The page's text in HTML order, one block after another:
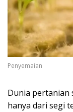
Penyemaian
Dunia pertanian
hanya dari segi